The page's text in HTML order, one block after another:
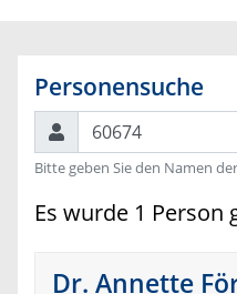
Personensuche
Suchen
Bitte geben Sie den Namen
Es wurde 1 Person
Dr. Annette